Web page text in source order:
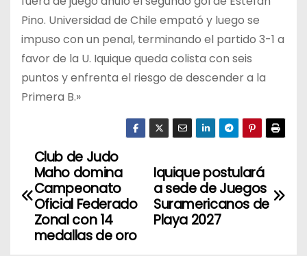
Pino. Universidad de Chile empató y luego se
impuso con un penal, terminando el partido 3-1 a
favor de la U. Iquique queda colista con seis
puntos y enfrenta el riesgo de descender a la
Primera B.»
N
a
Iquique postulará
a sede de Juegos
Suramericanos de
Playa 2027
Club de Judo
Maho domina
Campeonato
Oficial Federado
Zonal con 14
medallas de oro